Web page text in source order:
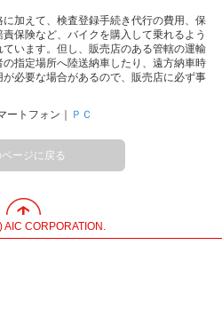
加えて、検査登録手続き代行の費用、保
保険など、バイクを購入して乗れるよう
います。但し、販売店のある管轄の運輸
指定場所へ陸送納車したり、遠方納車時
必要な場合があるので、販売店に必ず事
ートフォン｜
ＰＣ
ージに戻る
AIC CORPORATION.